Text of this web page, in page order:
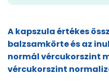
A kapszula értékes
balzsamkörte és az
normál vércukorszint
vércukorszint